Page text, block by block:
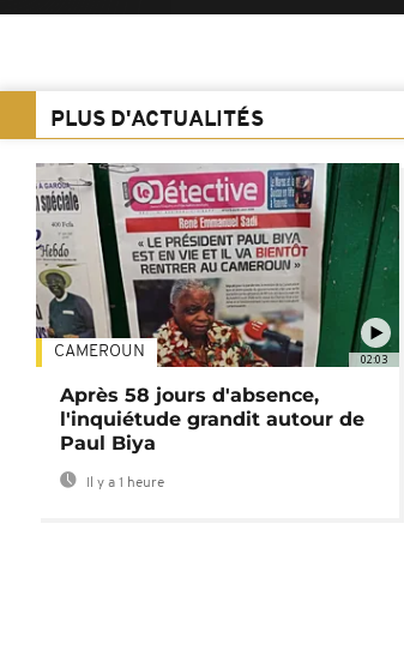
PLUS D'ACTUALITÉS
02:03
CAMEROUN
Après 58 jours d'absence,
l'inquiétude grandit autour de
Paul Biya
Il y a 1 heure